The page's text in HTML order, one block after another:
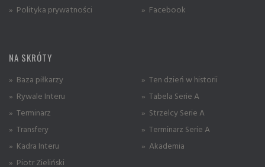
» Polityka prywatności
» Facebook
NA SKRÓTY
» Baza piłkarzy
» Rywale Interu
» Terminarz
» Transfery
» Kadra Interu
» Piotr Zieliński
» Ten dzień w historii
» Tabela Serie A
» Strzelcy Serie A
» Terminarz Serie A
» Akademia